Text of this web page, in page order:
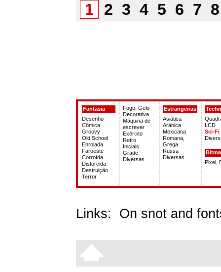
1 2 3 4 5 6 7
Fantasia
Desenho
Cômica
Groovy
Old School
Enrolada
Faroeste
Corroída
Distorcida
Destruição
Terror
Fogo, Gelo
Decorativa
Máquina de
escrever
Exército
Retro
Iniciais
Grade
Diversas
Estrangeiras
Asiática
Arábica
Mexicana
Romana,
Grega
Russa
Diversas
LCD
Sci-Fi
Pixel,
Links: On snot and